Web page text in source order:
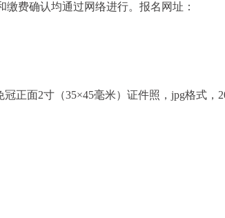
费确认均通过网络进行。报名网址：
冠正面2寸（35×45毫米）证件照，jpg格式，